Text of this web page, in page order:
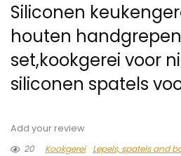
Siliconen
houten
set,kookgerei voor
siliconen spatels
Add your review
20
Kookgerei Lepels, spatels and